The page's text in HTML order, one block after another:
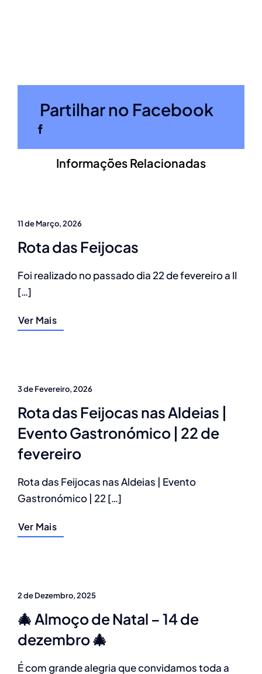
Partilhar no Facebook
Informações Relacionadas
11 de Março, 2026
Rota das Feijocas
Foi realizado no passado dia 22 de fevereiro a II
[…]
Ver Mais
3 de Fevereiro, 2026
Rota das Feijocas nas Aldeias |
Evento Gastronómico | 22 de
fevereiro
Rota das Feijocas nas Aldeias | Evento
Gastronómico | 22 […]
Ver Mais
2 de Dezembro, 2025
🎄 Almoço de Natal – 14 de
dezembro 🎄
É com grande alegria que convidamos toda a